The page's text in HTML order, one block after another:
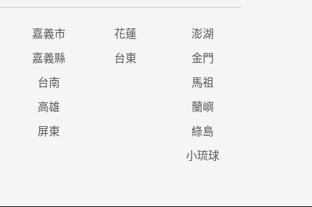
嘉義市 花蓮 澎湖
嘉義縣 台東 金門
台南 馬祖
高雄 蘭嶼
屏東 綠島
小琉球